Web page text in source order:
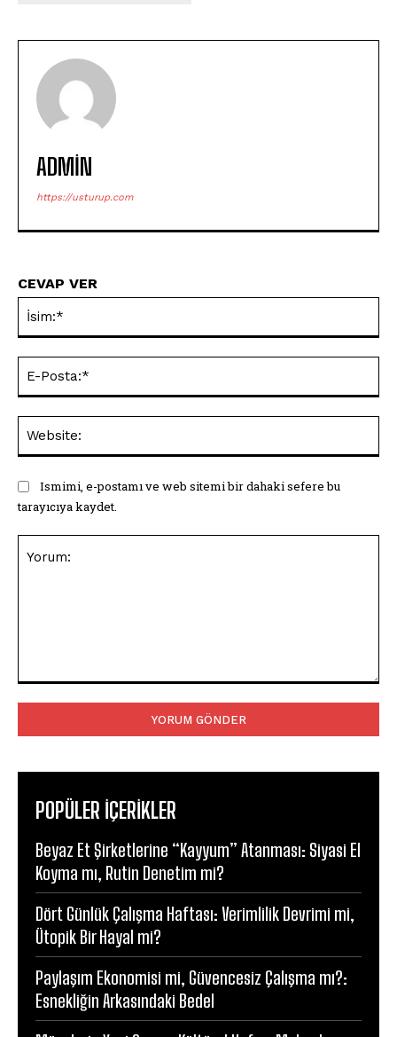
ADMIN
https://usturup.com
CEVAP VER
Ismimi, e-postamı ve web sitemi bir dahaki sefere bu
tarayıcıya kaydet.
POPÜLER İÇERİKLER
Beyaz Et Şirketlerine “Kayyum” Atanması: Siyasi El
Koyma mı, Rutin Denetim mi?
Dört Günlük Çalışma Haftası: Verimlilik Devrimi mi,
Ütopik Bir Hayal mi?
Paylaşım Ekonomisi mi, Güvencesiz Çalışma mı?:
Esnekliğin Arkasındaki Bedel